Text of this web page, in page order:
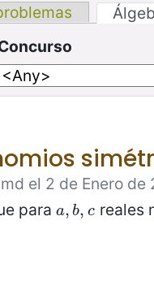
el 2 de Enero de
para a, b, c
a,b,c reales